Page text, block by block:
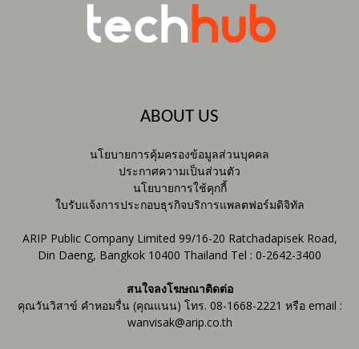
ABOUT US
นโยบายการคุ้มครองข้อมูลส่วนบุคคล
ประกาศความเป็นส่วนตัว
นโยบายการใช้คุกกี้
ใบรับแจ้งการประกอบธุรกิจบริการแพลตฟอร์มดิจิทัล
ARIP Public Company Limited 99/16-20 Ratchadapisek Road,
Din Daeng, Bangkok 10400 Thailand Tel : 0-2642-3400
สนใจลงโฆษณาติดต่อ
คุณวันวิสาข์ คำหอมรื่น (คุณแนน) โทร. 08-1668-2221 หรือ email :
wanvisak@arip.co.th